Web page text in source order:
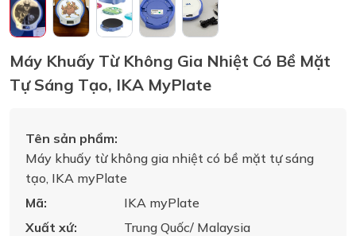
Máy Khuấy Từ Không Gia Nhiệt Có Bề Mặt
Tự Sáng Tạo, IKA MyPlate
Tên sản phẩm:
Máy khuấy từ không gia nhiệt có bề mặt tự sáng
tạo, IKA myPlate
Mã:
IKA myPlate
Xuất xứ:
Trung Quốc/ Malaysia